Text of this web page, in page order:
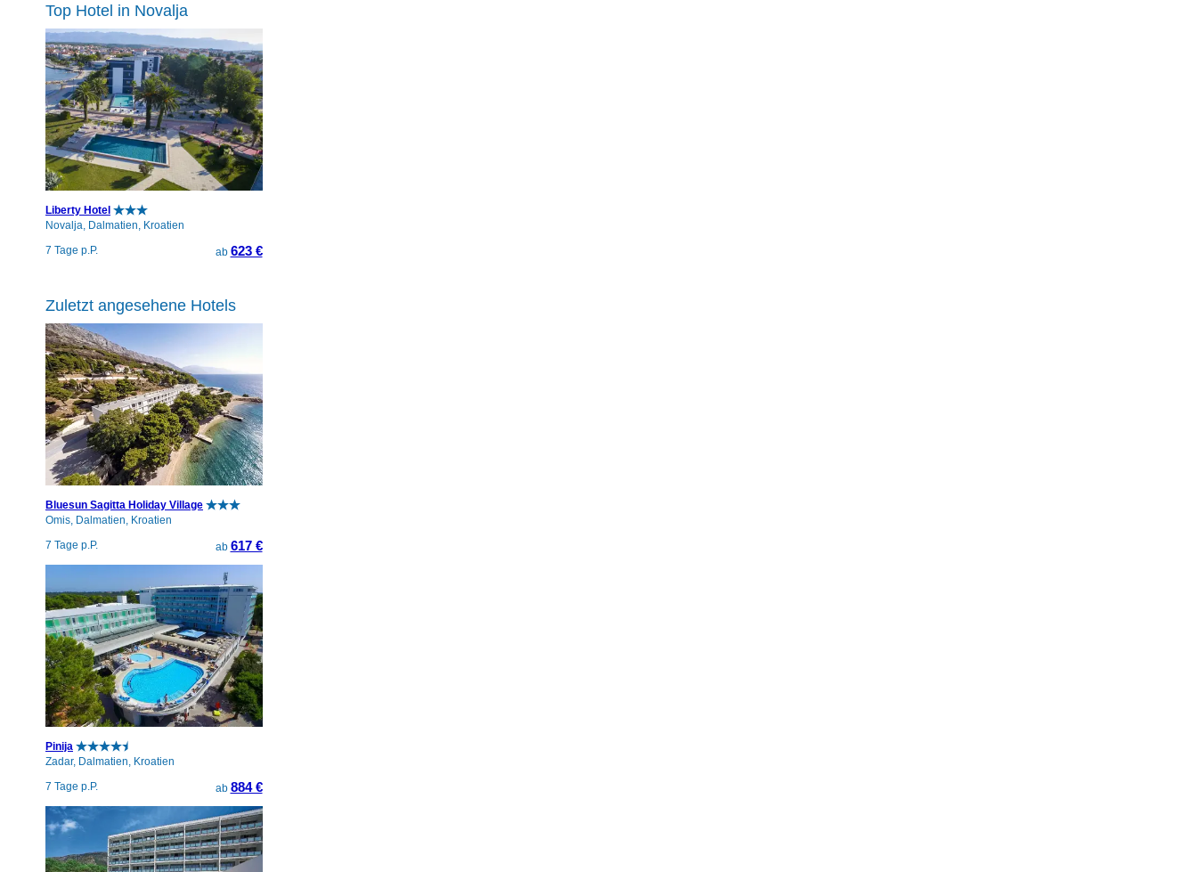
Top Hotel in Novalja
Liberty Hotel
Novalja, Dalmatien, Kroatien
7 Tage p.P.
ab 623 €
Zuletzt angesehene Hotels
Bluesun Sagitta Holiday Village
Omis, Dalmatien, Kroatien
7 Tage p.P.
ab 617 €
Pinija
Zadar, Dalmatien, Kroatien
7 Tage p.P.
ab 884 €